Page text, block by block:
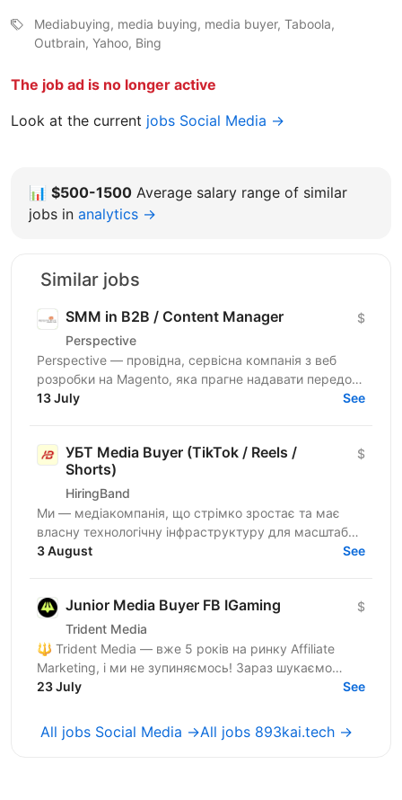
Mediabuying, media buying, media buyer, Taboola,
Outbrain, Yahoo, Bing
The job ad is no longer active
Look at the current jobs Social Media →
📊 $500-1500 Average salary range of similar
jobs in analytics →
Similar jobs
SMM in B2B / Content Manager
Perspective
$
Perspective — провідна, сервісна компанія з веб
розробки на Magento, яка прагне надавати передові
рішення для наших e-commerce клієнтів у всьому
13 July See
УБТ Media Buyer (TikTok / Reels /
Shorts)
HiringBand
$
Ми — медіакомпанія, що стрімко зростає та має
власну технологічну інфраструктуру для масштабної
роботи із соціальними мережами. Щомісяця ми
3 August See
Junior Media Buyer FB IGaming
Trident Media
$
🔱 Trident Media — вже 5 років на ринку Affiliate
Marketing, і ми не зупиняємось! Зараз шукаємо
Assistant Media Buyer-а (Facebook) у нашу команду.
23 July See
All jobs Social Media →All jobs 893kai.tech →